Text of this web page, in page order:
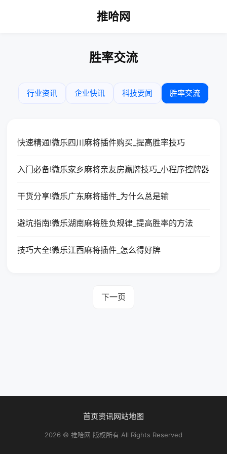
推哈网
胜率交流
行业资讯 企业快讯 科技要闻 胜率交流
快速精通!微乐四川麻将插件购买_提高胜率技巧
入门必备!微乐家乡麻将亲友房赢牌技巧_小程序控牌器
干货分享!微乐广东麻将插件_为什么总是输
避坑指南!微乐湖南麻将胜负规律_提高胜率的方法
技巧大全!微乐江西麻将插件_怎么得好牌
下一页
首页资讯网站地图
2026 © 推哈网 版权所有 All Rights Reserved